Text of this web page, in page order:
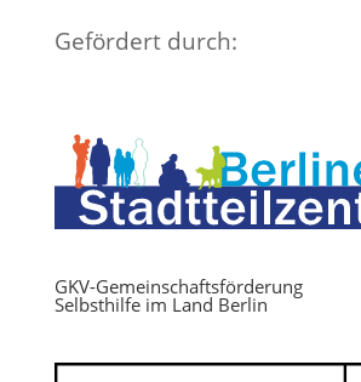
Gefördert durch:
GKV-Gemeinschaftsförderung
Selbsthilfe im Land Berlin